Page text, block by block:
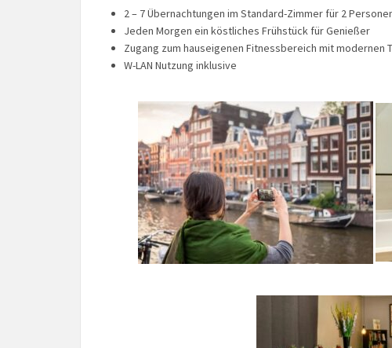
2 – 7 Übernachtungen im Standard-Zimmer für 2
Jeden Morgen ein köstliches Frühstück für Genießer
Zugang zum hauseigenen Fitnessbereich mit modernen
W-LAN Nutzung inklusive